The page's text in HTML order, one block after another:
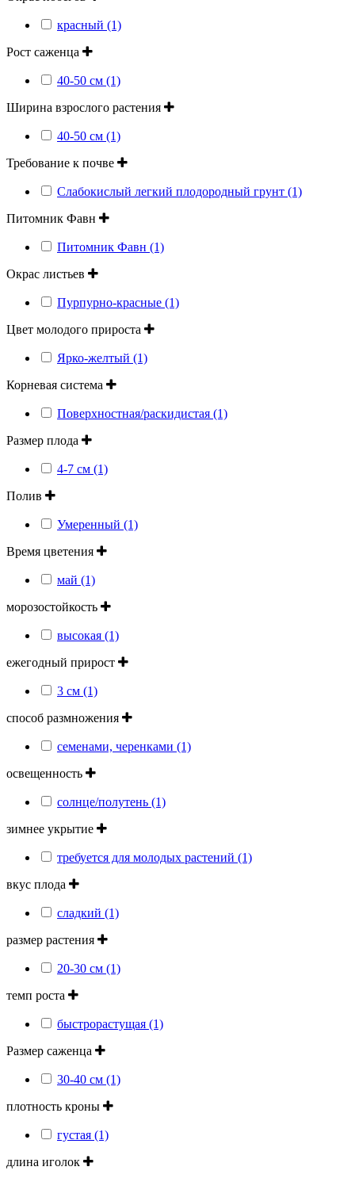
красный (1)
Рост саженца
40-50 см (1)
Ширина взрослого растения
40-50 см (1)
Требование к почве
Слабокислый легкий плодородный грунт (1)
Питомник Фавн
Питомник Фавн (1)
Окрас листьев
Пурпурно-красные (1)
Цвет молодого прироста
Ярко-желтый (1)
Корневая система
Поверхностная/раскидистая (1)
Размер плода
4-7 см (1)
Полив
Умеренный (1)
Время цветения
май (1)
морозостойкость
высокая (1)
ежегодный прирост
3 см (1)
способ размножения
семенами, черенками (1)
освещенность
солнце/полутень (1)
зимнее укрытие
требуется для молодых растений (1)
вкус плода
сладкий (1)
размер растения
20-30 см (1)
темп роста
быстрорастущая (1)
Размер саженца
30-40 см (1)
плотность кроны
густая (1)
длина иголок